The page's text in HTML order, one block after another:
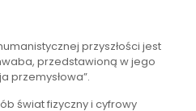
przyszłości jest
przedstawioną w jego
przemysłowa”.
świat fizyczny i cyfrowy